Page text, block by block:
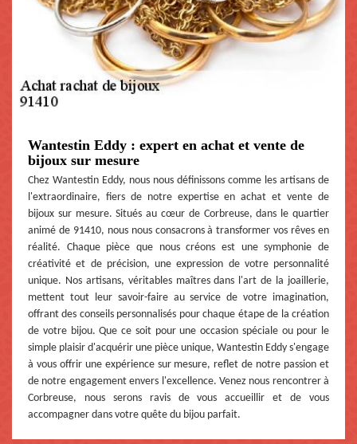
Wantestin Eddy : expert en achat et vente de
bijoux sur mesure
Chez Wantestin Eddy, nous nous définissons comme les artisans de
l'extraordinaire, fiers de notre expertise en achat et vente de
bijoux sur mesure. Situés au cœur de Corbreuse, dans le quartier
animé de 91410, nous nous consacrons à transformer vos rêves en
réalité. Chaque pièce que nous créons est une symphonie de
créativité et de précision, une expression de votre personnalité
unique. Nos artisans, véritables maîtres dans l'art de la joaillerie,
mettent tout leur savoir-faire au service de votre imagination,
offrant des conseils personnalisés pour chaque étape de la création
de votre bijou. Que ce soit pour une occasion spéciale ou pour le
simple plaisir d'acquérir une pièce unique, Wantestin Eddy s'engage
à vous offrir une expérience sur mesure, reflet de notre passion et
de notre engagement envers l'excellence. Venez nous rencontrer à
Corbreuse, nous serons ravis de vous accueillir et de vous
accompagner dans votre quête du bijou parfait.